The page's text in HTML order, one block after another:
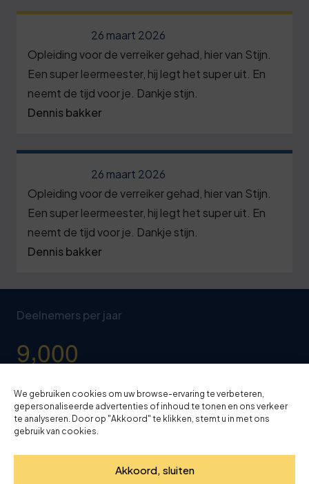
We gebruiken cookies om uw browse-ervaring te verbeteren,
gepersonaliseerde advertenties of inhoud te tonen en ons verkeer
te analyseren. Door op "Akkoord" te klikken, stemt u in met ons
gebruik van cookies.
Akkoord, sluiten
26 maart 2026
Opleiding voor de verreiker gehad, hier van Stijn.
Een super leermeester, hij legt het super uit. En
neemt de tijd voor je. Dankje stijn.
Dennis bakker
26 maart 2026
Opleiding voor de verreiker gehad, hier van Stijn.
Een super leermeester, hij legt het super uit. En
neemt de tijd voor je. Dankje stijn.
Dennis bakker
Deelnemers per jaar
9,000
Jaarlijks ontvangen wij vanuit heel Nederland ruim
9000 deelnemersvoor onze trainingen en
cursussen.
Ervaring en expertise